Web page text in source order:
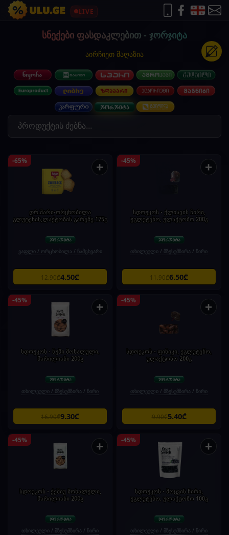
LIVE
სნექები ფასდაკლებით - ჯორჯიტა
აირჩიეთ მაღაზია
-65% +
დრ.შარი-ორცხობილა
გლუტენის,ლაქტოზის გარეშე.175გ
ვაფლი / ორცხობილა / ნამცხვარი
12.90₾4.50₾
-45% +
სდოუკოს - ქლიავის ჩირი,
უგლუტენო, ულაქტოზო 200გ
თხილეული / მზესუმზირა / ჩირი
11.90₾6.50₾
-45% +
სდოუკოს - ნუში მოხალული,
მარილიანი 200გ
თხილეული / მზესუმზირა / ჩირი
16.90₾9.30₾
-45% +
სდოუკოს - ფინიკი, უგლუტენო,
ულაქტოზო 200გ
თხილეული / მზესუმზირა / ჩირი
9.90₾5.40₾
-45% +
სდოუკოს - ქეშიუ მოხალული,
მარილიანი 200გ
თხილეული / მზესუმზირა / ჩირი
-45% +
სდოუკოს - მოცვის ჩირი,
უგლუტენო, ულაქტოზო 100გ
თხილეული / მზესუმზირა / ჩირი